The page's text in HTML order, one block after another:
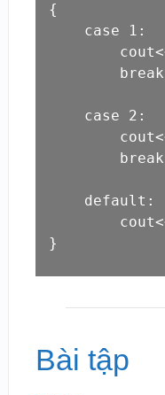
{
    case 1:
    case 2:
    default:
}
Bài tập